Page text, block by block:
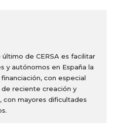
último de CERSA es facilitar
y autónomos en España la
con especial
de reciente creación y
mayores dificultades